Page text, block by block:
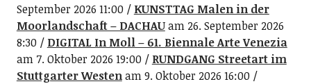
September 2026 11:00
KUNSTTAG Malen in der
Moorlandschaft – DACHAUam 26. September 2026
8:30
DIGITAL In Moll – 61. Biennale Arte Venezia
am 7. Oktober 2026 19:00
RUNDGANG Streetart im
Stuttgarter Westenam 9. Oktober 2026 16:00